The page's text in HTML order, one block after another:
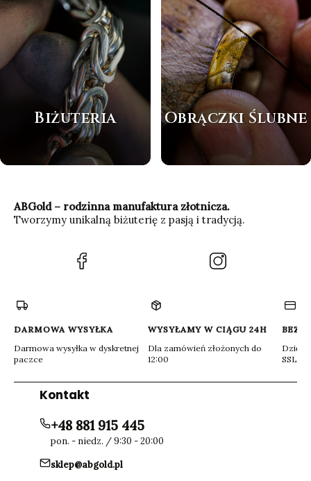
Biżuteria Obrączki Ślubne
ABGold – rodzinna manufaktura złotnicza.
Tworzymy unikalną biżuterię z pasją i tradycją.
(Otwiera
się
DARMOWA WYSYŁKA
Darmowa wysyłka w dyskretnej
paczce
WYSYŁAMY W CIĄGU 24H
Dla zamówień złożonych do
12:00
Dzięki
SSL
Kontakt
+48 881 915 445
pon. - niedz. / 9:30 - 20:00
sklep@abgold.pl